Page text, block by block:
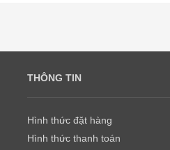
THÔNG TIN
Hình thức đặt hàng
Hình thức thanh toán